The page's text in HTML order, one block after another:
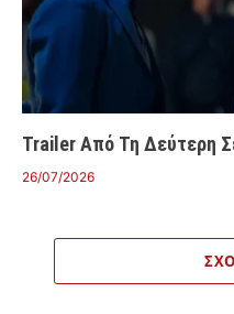
Trailer Από Τη Δεύτερη
26/07/2026